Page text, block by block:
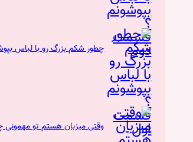
چطور شکم بزرگ رو با لباس
وقتی میزبان هستم تو